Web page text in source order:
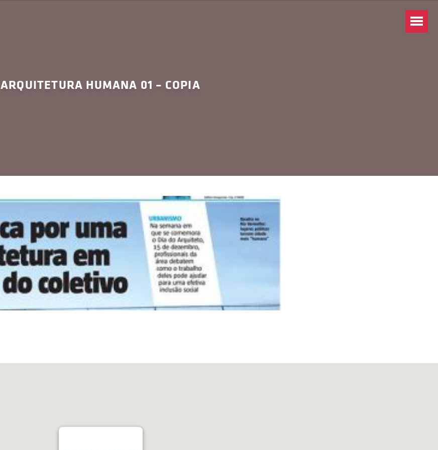
ARQUITETURA HUMANA 01 – COPIA